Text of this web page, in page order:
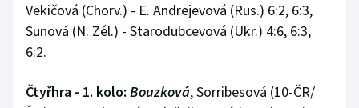
Vekičová (Chorv.) - E. Andrejevová (Rus.) 6:2, 6:3,
Sunová (N. Zél.) - Starodubcevová (Ukr.) 4:6, 6:3,
6:2.
Čtyřhra - 1. kolo: Bouzková, Sorribesová (10-ČR/